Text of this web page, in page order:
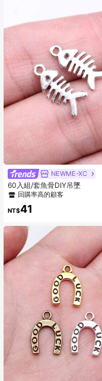
NEWME-XC
60入組/套魚骨DIY吊墜
回購率高的顧客
NT$41